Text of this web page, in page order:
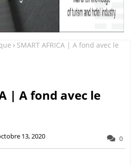
SMART AFRICA | A fond avec le
| A fond avec le
13, 2020 0